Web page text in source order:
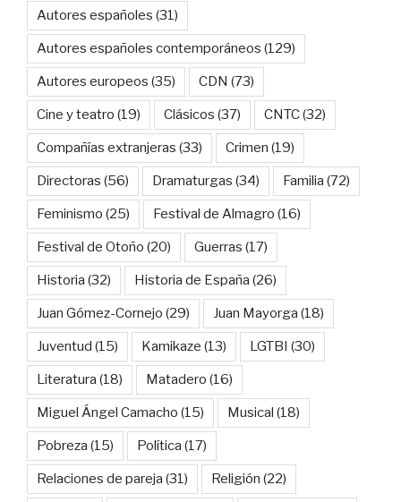
Autores españoles (31)
Autores españoles contemporáneos (129)
Autores europeos (35) CDN (73)
Cine y teatro (19) Clásicos (37) CNTC(32)
Compañías extranjeras (33) Crimen (19)
Directoras (56) Dramaturgas (34) Familia (72)
Feminismo (25) Festival de Almagro (16)
Festival de Otoño (20) Guerras (17)
Historia (32) Historia de España (26)
Juan Gómez-Cornejo (29) Juan Mayorga (18)
Juventud (15) Kamikaze (13) LGTBI (30)
Literatura (18) Matadero (16)
Miguel Ángel Camacho (15) Musical (18)
Pobreza (15) Política (17)
Relaciones de pareja (31) Religión (22)